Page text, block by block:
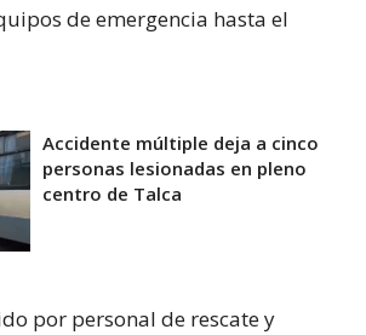
de emergencia hasta el
Accidente múltiple deja a cinco
personas lesionadas en pleno
centro de Talca
por personal de rescate y